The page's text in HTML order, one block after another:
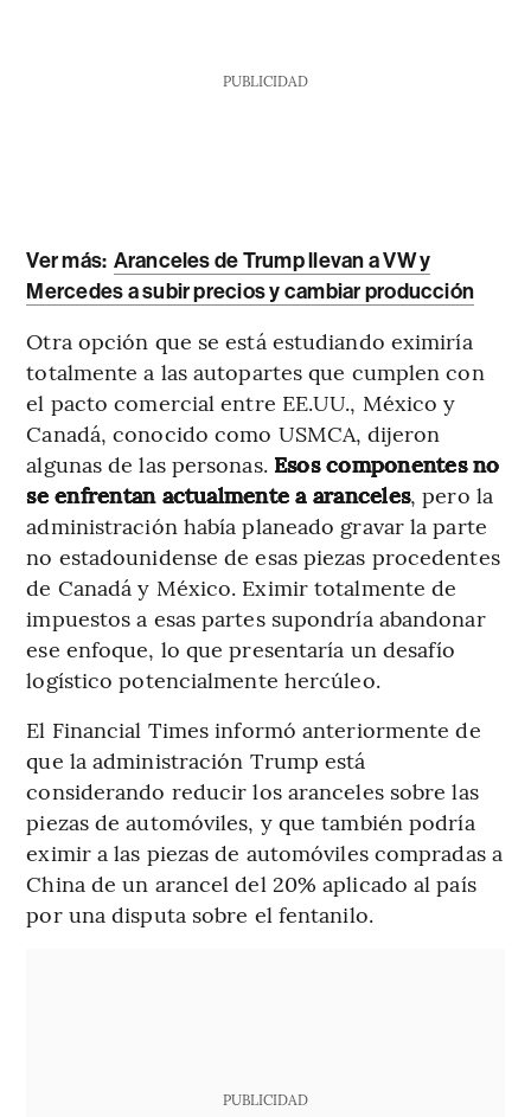
PUBLICIDAD
Ver más: Aranceles de Trump llevan a VW y
Mercedes a subir precios y cambiar producción
Otra opción que se está estudiando eximiría
totalmente a las autopartes que cumplen con
el pacto comercial entre EE.UU., México y
Canadá, conocido como USMCA, dijeron
algunas de las personas. Esos componentes no
se enfrentan actualmente a aranceles, pero la
administración había planeado gravar la parte
no estadounidense de esas piezas procedentes
de Canadá y México. Eximir totalmente de
impuestos a esas partes supondría abandonar
ese enfoque, lo que presentaría un desafío
logístico potencialmente hercúleo.
El Financial Times informó anteriormente de
que la administración Trump está
considerando reducir los aranceles sobre las
piezas de automóviles, y que también podría
eximir a las piezas de automóviles compradas a
China de un arancel del 20% aplicado al país
por una disputa sobre el fentanilo.
PUBLICIDAD